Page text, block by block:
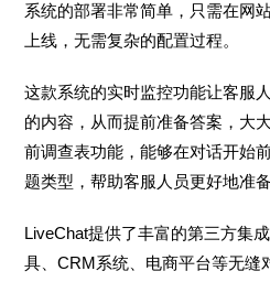
系统的部署非常简单，只需在网
上线，无需复杂的配置过程。
这款系统的实时监控功能让客服
的内容，从而提前准备答案，大
前调查表功能，能够在对话开始
题类型，帮助客服人员更好地准备
LiveChat提供了丰富的第三方集
具、CRM系统、电商平台等无缝